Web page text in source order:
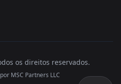
os direitos reservados.
MSC Partners LLC